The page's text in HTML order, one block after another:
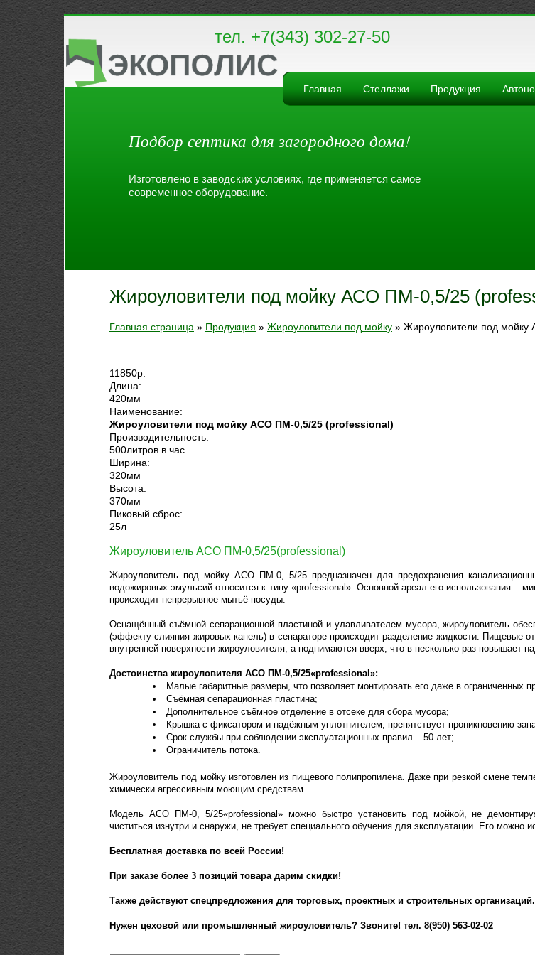
тел. +7(343) 302-27-50
Подбор септика для загородного дома!
Изготовлено в заводских условиях, где применяется самое
современное оборудование.
Главная Стеллажи Продукция
Жироуловители под мойку АСО ПМ-0,5/25
Главная страница » Продукция » Жироуловители под мойку » Жироуловители под
11850р.
Длина:
420мм
Наименование:
Жироуловители под мойку АСО ПМ-0,5/25 (professional)
Производительность:
500литров в час
Ширина:
320мм
Высота:
370мм
Пиковый сброс:
25л
Жироуловитель АСО ПМ-0,5/25(professional)
Жироуловитель под мойку АСО ПМ-0, 5/25 предназначен для предохранения
водожировых эмульсий относится к типу «professional». Основной ареал его использования –
происходит непрерывное мытьё посуды.
Оснащённый съёмной сепарационной пластиной и улавливателем мусора, жироуловитель
(эффекту слияния жировых капель) в сепараторе происходит разделение жидкости.
внутренней поверхности жироуловителя, а поднимаются вверх, что в несколько раз повышает
Достоинства жироуловителя АСО ПМ-0,5/25«professional»:
Малые габаритные размеры, что позволяет монтировать его даже в ограниченных
Съёмная сепарационная пластина;
Дополнительное съёмное отделение в отсеке для сбора мусора;
Крышка с фиксатором и надёжным уплотнителем, препятствует проникновению
Срок службы при соблюдении эксплуатационных правил – 50 лет;
Ограничитель потока.
Жироуловитель под мойку изготовлен из пищевого полипропилена. Даже при резкой смене
химически агрессивным моющим средствам.
Модель АСО ПМ-0, 5/25«professional» можно быстро установить под мойкой, не
чиститься изнутри и снаружи, не требует специального обучения для эксплуатации. Его можно
Бесплатная доставка по всей России!
При заказе более 3 позиций товара дарим скидки!
Также действуют спецпредложения для торговых, проектных и строительных организаций.
Нужен цеховой или промышленный жироуловитель? Звоните! тел. 8(950) 563-02-02